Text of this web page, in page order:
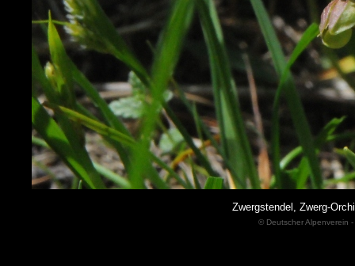
Zwergstendel, Zwerg-
© Deutscher Alpenverein